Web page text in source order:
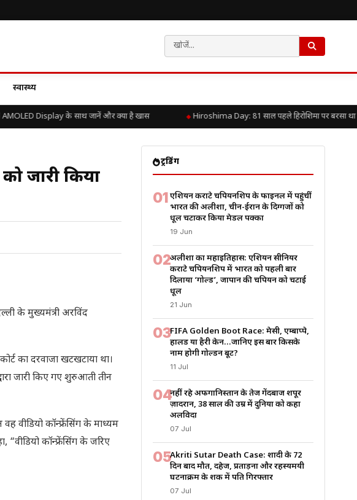
स्वास्थ्य
Display के साथ जानें और क्या है खास Hiroshima Day: 81 साल पहले हिरोशिमा पर बरसा था
जारी किया
के मुख्यमंत्री अरविंद
का दरवाजा खटखटाया था।
जारी किए गए शुरुआती तीन
वीडियो कॉन्फ्रेंसिंग के माध्यम
कॉन्फ्रेंसिंग के जरिए
ट्रेंडिंग
01एशियन कराटे चैंपियनशिप के फाइनल में पहुंचीं
भारत की अलीशा, चीन-ईरान के दिग्गजों को
धूल चटाकर किया मेडल पक्का
19 Jun
02अलीशा का महाइतिहास: एशियन सीनियर
कराटे चैंपियनशिप में भारत को पहली बार
दिलाया ‘गोल्ड’, जापान की चैंपियन को चटाई
धूल
21 Jun
03FIFA Golden Boot Race: मेसी, एम्बाप्पे,
हालैंड या हैरी केन…जानिए इस बार किसके
नाम होगी गोल्डन बूट?
11 Jul
04नहीं रहे अफगानिस्तान के तेज गेंदबाज शपूर
ज़ादरान, 38 साल की उम्र में दुनिया को कहा
अलविदा
07 Jul
05Akriti Sutar Death Case: शादी के 72
दिन बाद मौत, दहेज, प्रताड़ना और रहस्यमयी
घटनाक्रम के शक में पति गिरफ्तार
07 Jul